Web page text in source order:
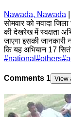
Nawada, Nawada
सोमवार को नवादा
की देखरेख में स्वक्षता
जाएगा इसकी जानकारी
कि यह अभियान 17
#national #others#
Comments 1 View